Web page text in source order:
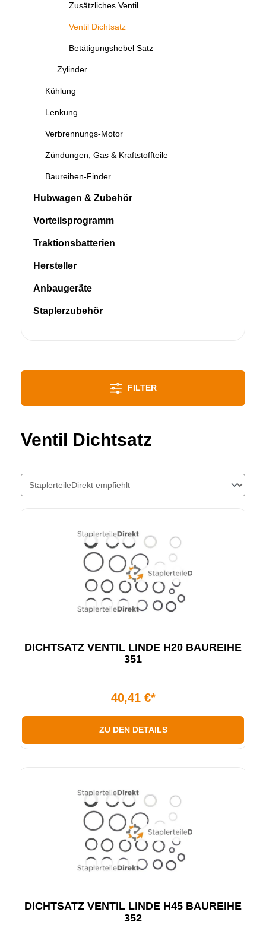
Zusätzliches Ventil
Ventil Dichtsatz
Betätigungshebel Satz
Zylinder
Kühlung
Lenkung
Verbrennungs-Motor
Zündungen, Gas & Kraftstoffteile
Baureihen-Finder
Hubwagen & Zubehör
Vorteilsprogramm
Traktionsbatterien
Hersteller
Anbaugeräte
Staplerzubehör
FILTER
Ventil Dichtsatz
DICHTSATZ VENTIL LINDE H20 BAUREIHE
351
40,41 €*
ZU DEN DETAILS
DICHTSATZ VENTIL LINDE H45 BAUREIHE
352